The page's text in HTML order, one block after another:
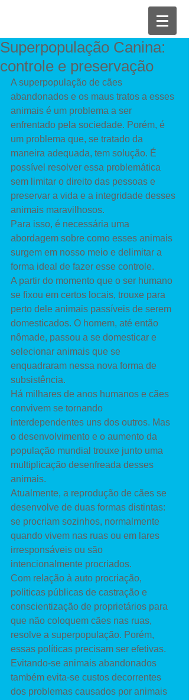
Superpopulação Canina:
controle e preservação
A superpopulação de cães
abandonados e os maus tratos a esses
animais é um problema a ser
enfrentado pela sociedade. Porém, é
um problema que, se tratado da
maneira adequada, tem solução. É
possível resolver essa problemática
sem limitar o direito das pessoas e
preservar a vida e a integridade desses
animais maravilhosos.
Para isso, é necessária uma
abordagem sobre como esses animais
surgem em nosso meio e delimitar a
forma ideal de fazer esse controle.
A partir do momento que o ser humano
se fixou em certos locais, trouxe para
perto dele animais passíveis de serem
domesticados. O homem, até então
nômade, passou a se domesticar e
selecionar animais que se
enquadraram nessa nova forma de
subsistência.
Há milhares de anos humanos e cães
convivem se tornando
interdependentes uns dos outros. Mas
o desenvolvimento e o aumento da
população mundial trouxe junto uma
multiplicação desenfreada desses
animais.
Atualmente, a reprodução de cães se
desenvolve de duas formas distintas:
se procriam sozinhos, normalmente
quando vivem nas ruas ou em lares
irresponsáveis ou são
intencionalmente procriados.
Com relação à auto procriação,
politicas públicas de castração e
conscientização de proprietários para
que não coloquem cães nas ruas,
resolve a superpopulação. Porém,
essas políticas precisam ser efetivas.
Evitando-se animais abandonados
também evita-se custos decorrentes
dos problemas causados por animais